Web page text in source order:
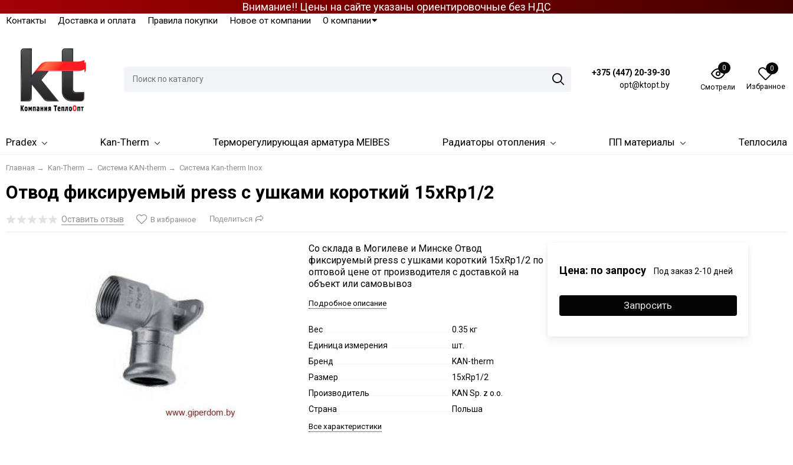
Внимание!! Цены на сайте указаны ориентировочные без НДС
Контакты Доставка и оплата Правила покупки Новое от компании О компании
+375 (447) 20-39-30
opt@ktopt.by
0
Смотрели
0
Избранное
Pradex Kan-Therm Терморегулирующая арматура MEIBES Радиаторы отопления ПП материалы Теплосила
Главная → Kan-Therm → Система KAN-therm → Система Kan-therm Inox
Отвод фиксируемый press с ушками короткий 15хRp1/2
Оставить отзыв В избранное Поделиться
Со склада в Могилеве и Минске Отвод
фиксируемый press с ушками короткий 15хRp1/2 по
оптовой цене от производителя с доставкой на
объект или самовывоз
Подробное описание
Вес
0.35 кг
Единица измерения
шт.
Бренд
KAN-therm
Размер
15хRp1/2
Производитель
KAN Sp. z o.o.
Страна
Польша
Все характеристики
Цена: по запросу Под заказ 2-10 дней
Запросить